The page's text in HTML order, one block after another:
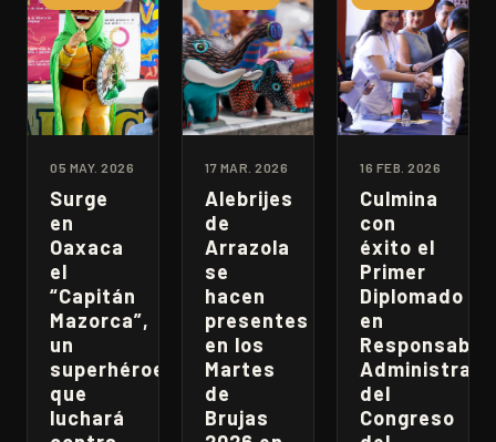
05 MAY. 2026
Surge
en
Oaxaca
el
“Capitán
Mazorca”,
un
superhéroe
que
luchará
17 MAR. 2026
Alebrijes
de
Arrazola
se
hacen
presentes
en los
Martes
de
Brujas
16 FEB. 2026
Culmina
con
éxito el
Primer
Diplomado
en
del
Congreso